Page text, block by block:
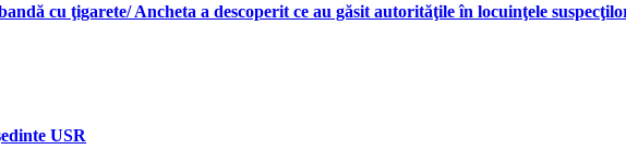
cu ţigarete/ Ancheta a descoperit ce au găsit autorităţile în locuinţele
USR